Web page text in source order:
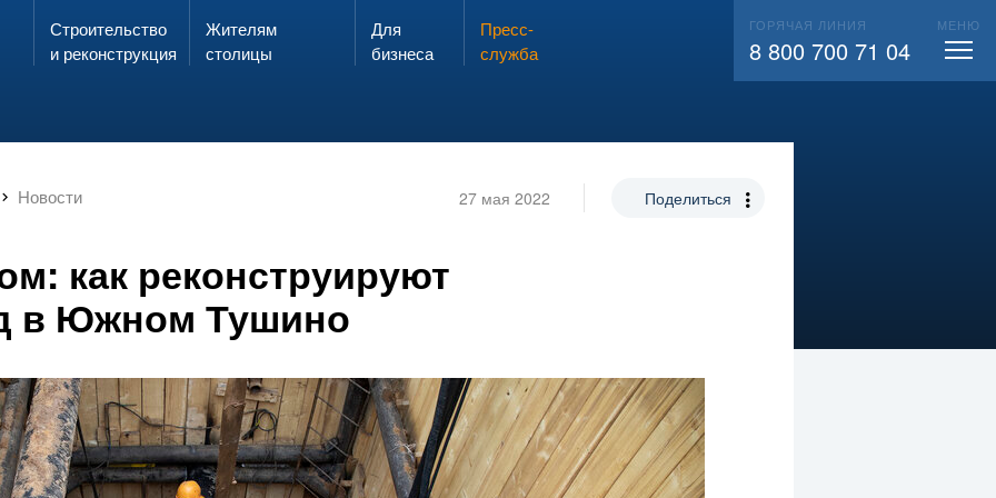
Запах газа?
ЗВОНИ 104 ВЫЗВАТЬ СЛЕСАРЯ
Строительство
и реконструкция
Жителям
столицы
Для
бизнеса
Пресс-
служба
ГОРЯЧАЯ ЛИНИЯ
8 800 700 71 04
МЕНЮ
Новости 27 мая 2022 Поделиться
как реконструируют
в Южном Тушино